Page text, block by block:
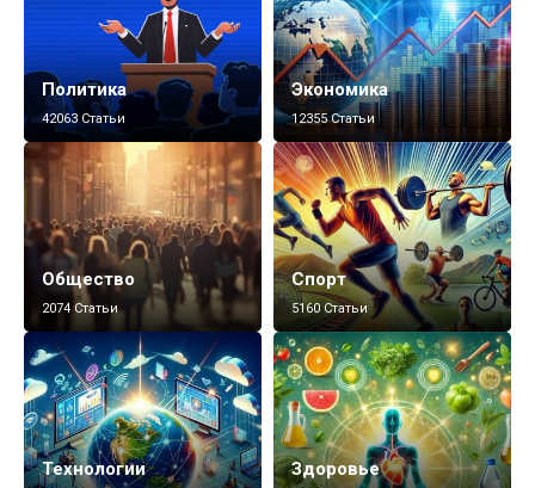
Политика
42063 Статьи
Экономика
12355 Статьи
Общество
2074 Статьи
Спорт
5160 Статьи
Технологии Здоровье